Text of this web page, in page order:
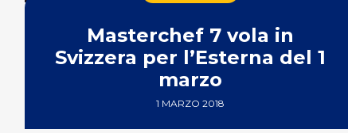
Masterchef 7 vola in
Svizzera per l’Esterna del 1
marzo
1 MARZO 2018